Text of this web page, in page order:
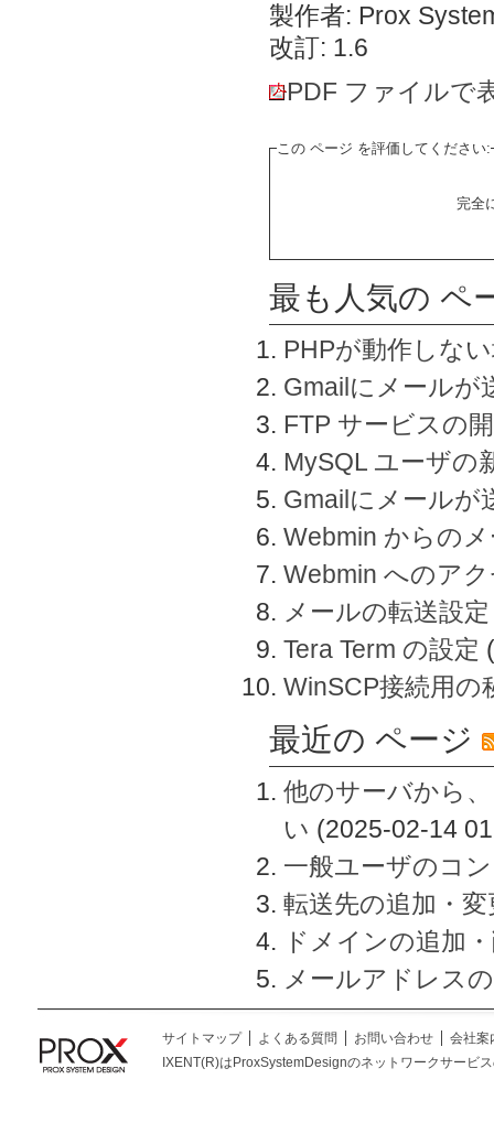
製作者: Prox
改訂: 1.6
PDF ファイルで
この ページ を評価してください:
完全
最も人気の ペ
PHPが動作しな
Gmailにメールが
FTP サービスの
MySQL ユーザの
Gmailにメールが
Webmin からの
Webmin へのア
メールの転送設定
Tera Term の設定
WinSCP接続用の
最近の ページ
他のサーバから
い (2025-02-14
一般ユーザのコ
転送先の追加・
ドメインの追加
メールアドレス
サイトマップ よくある質問 お問い合わせ
会社案
IXENT(R)はProxSystemDesignのネットワークサービ